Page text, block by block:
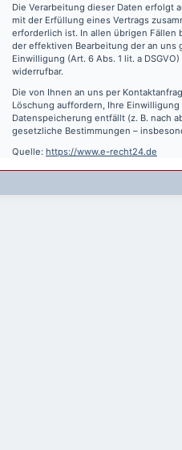
Die Verarbeitung dieser Daten erfolgt
mit der Erfüllung eines Vertrags
erforderlich ist. In allen übrigen Fällen
der effektiven Bearbeitung der an uns
Einwilligung (Art. 6 Abs. 1 lit. a
widerrufbar.
Die von Ihnen an uns per
Löschung auffordern, Ihre
Datenspeicherung entfällt (z. B. nach
gesetzliche Bestimmungen –
Quelle: https://www.e-recht24.de